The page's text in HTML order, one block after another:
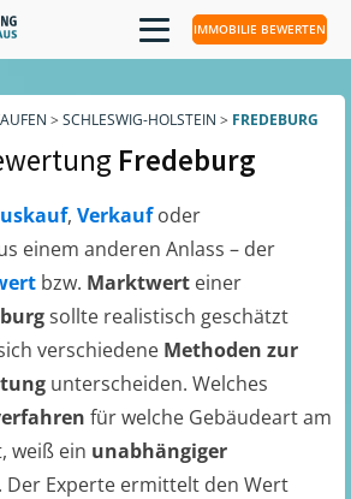
IMMOBILIE BEWERTEN
> SCHLESWIG-HOLSTEIN > FREDEBURG
Fredeburg
, Verkaufoder
einem anderen Anlass – der
bzw. Marktwert einer
sollte realistisch geschätzt
verschiedene Methoden zur
unterscheiden. Welches
für welche Gebäudeart am
weiß ein unabhängiger
. Der Experte ermittelt den Wert